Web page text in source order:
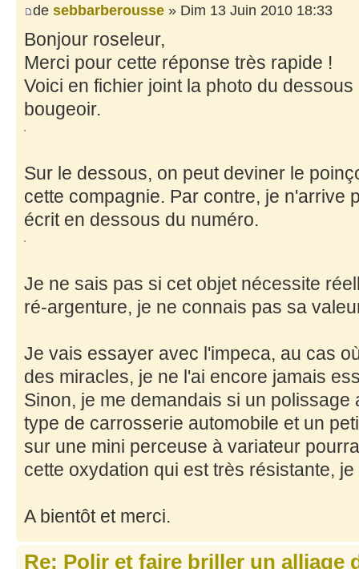
de sebbarberousse » Dim 13 Juin 2010 18:33
Bonjour roseleur,
Merci pour cette réponse très rapide !
Voici en fichier joint la photo du
bougeoir.
Sur le dessous, on peut deviner le
cette compagnie. Par contre, je n'arrive
écrit en dessous du numéro.
Je ne sais pas si cet objet nécessite
ré-argenture, je ne connais pas sa
Je vais essayer avec l'impeca, au cas
des miracles, je ne l'ai encore jamais
Sinon, je me demandais si un polissage
type de carrosserie automobile et un
sur une mini perceuse à variateur
cette oxydation qui est très résistante,
A bientôt et merci.
Re: Polir et faire briller un alliage